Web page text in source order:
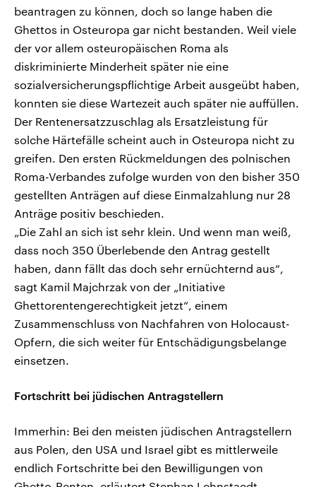
beantragen zu können, doch so lange haben die
Ghettos in Osteuropa gar nicht bestanden. Weil viele
der vor allem osteuropäischen Roma als
diskriminierte Minderheit später nie eine
sozialversicherungspflichtige Arbeit ausgeübt haben,
konnten sie diese Wartezeit auch später nie auffüllen.
Der Rentenersatzzuschlag als Ersatzleistung für
solche Härtefälle scheint auch in Osteuropa nicht zu
greifen. Den ersten Rückmeldungen des polnischen
Roma-Verbandes zufolge wurden von den bisher 350
gestellten Anträgen auf diese Einmalzahlung nur 28
Anträge positiv beschieden.
„Die Zahl an sich ist sehr klein. Und wenn man weiß,
dass noch 350 Überlebende den Antrag gestellt
haben, dann fällt das doch sehr ernüchternd aus“,
sagt Kamil Majchrzak von der „Initiative
Ghettorentengerechtigkeit jetzt“, einem
Zusammenschluss von Nachfahren von Holocaust-
Opfern, die sich weiter für Entschädigungsbelange
einsetzen.
Fortschritt bei jüdischen Antragstellern
Immerhin: Bei den meisten jüdischen Antragstellern
aus Polen, den USA und Israel gibt es mittlerweile
endlich Fortschritte bei den Bewilligungen von